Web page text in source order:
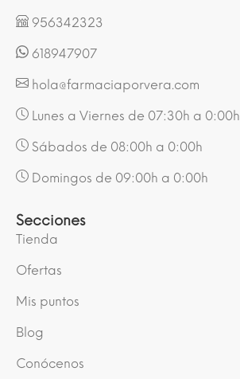
956342323
618947907
hola@farmaciaporvera.com
Lunes a Viernes de 07:30h a 0:00h
Sábados de 08:00h a 0:00h
Domingos de 09:00h a 0:00h
Secciones
Tienda
Ofertas
Mis puntos
Blog
Conócenos